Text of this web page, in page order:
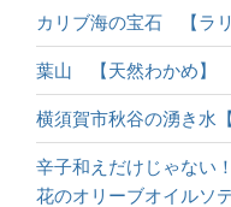
カリブ海の宝石 【ラ
葉山 【天然わかめ】
横須賀市秋谷の湧き水
辛子和えだけじゃない
花のオリーブオイルソテ